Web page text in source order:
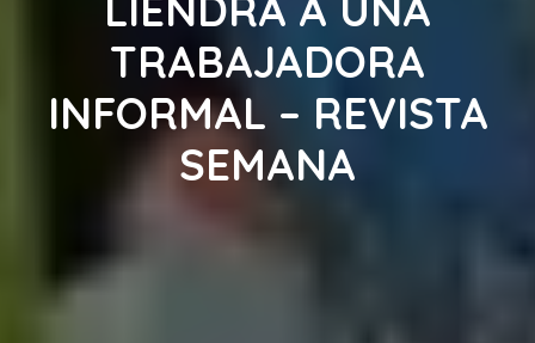
TRABAJADORA
INFORMAL – REVISTA
SEMANA